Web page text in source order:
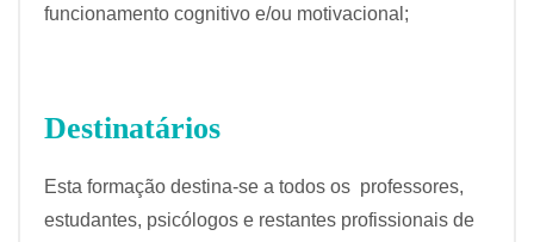
funcionamento cognitivo e/ou motivacional;
Destinatários
Esta formação destina-se a todos os professores,
estudantes, psicólogos e restantes profissionais de